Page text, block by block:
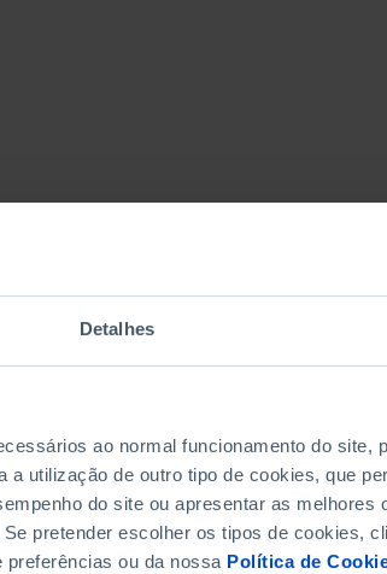
Detalhes
ao normal funcionamento do site,
utilização de outro tipo de cookies, que
do site ou apresentar as melhores
pretender escolher os tipos de cookies,
ou da nossa Política de
FIM